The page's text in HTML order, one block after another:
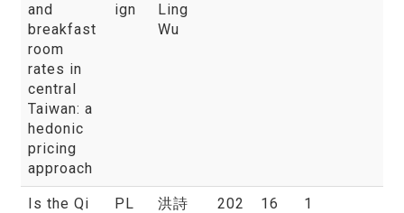
and
breakfast
room
rates in
central
Taiwan: a
hedonic
pricing
approach
ign
Ling
Wu
Is the Qi
PL
洪詩
202
16 1